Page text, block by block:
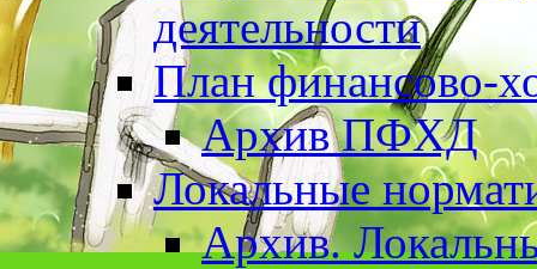
деятельности
План финансово-
Архив ПФХД
Локальные
Архив.